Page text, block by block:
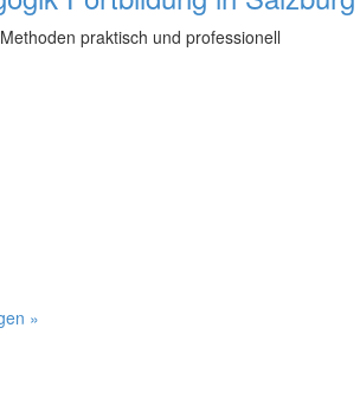
praktisch und professionell
»